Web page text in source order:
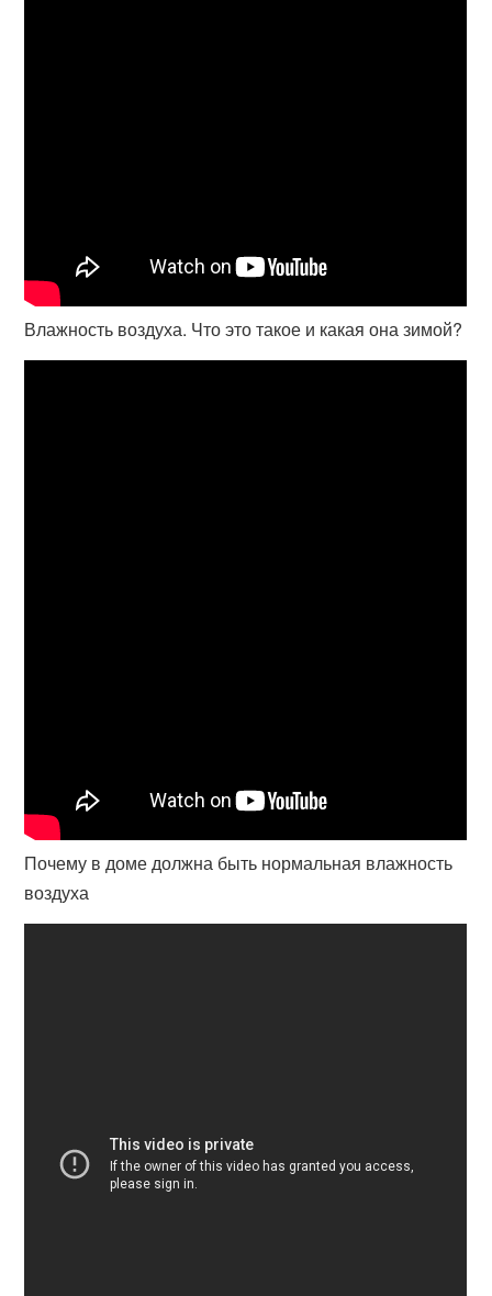
Влажность воздуха. Что это такое и какая она зимой?
Почему в доме должна быть нормальная влажность
воздуха